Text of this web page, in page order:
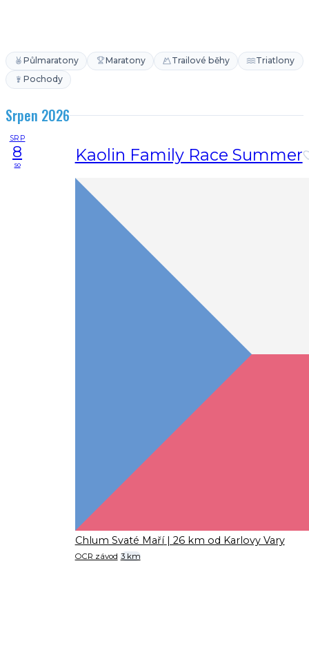
Půlmaratony Maratony Trailové běhy
Triatlony
Pochody
Srpen 2026
SRP
8
so Kaolin Family Race Summer
Chlum Svaté Maří | 26 km od Karlovy Vary
OCR závod 3 km